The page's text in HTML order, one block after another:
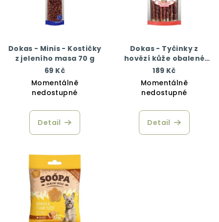
Dokas - Minis - Kostičky
z jeleního masa 70 g
69 Kč
Momentálně
nedostupné
Detail
Dokas - Tyčinky z
hovězí kůže obalené
kachním 200 g
189 Kč
Momentálně
nedostupné
Detail